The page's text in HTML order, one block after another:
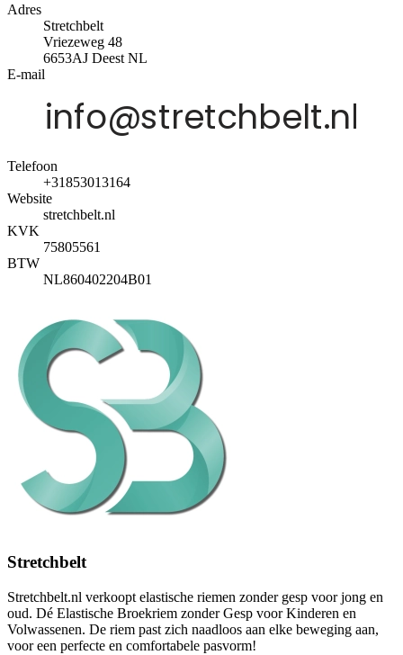
Adres
Stretchbelt
Vriezeweg 48
6653AJ Deest NL
E-mail
Telefoon
+31853013164
Website
stretchbelt.nl
KVK
75805561
BTW
NL860402204B01
Stretchbelt
Stretchbelt.nl verkoopt elastische riemen zonder gesp voor jong en
oud. Dé Elastische Broekriem zonder Gesp voor Kinderen en
Volwassenen. De riem past zich naadloos aan elke beweging aan,
voor een perfecte en comfortabele pasvorm!